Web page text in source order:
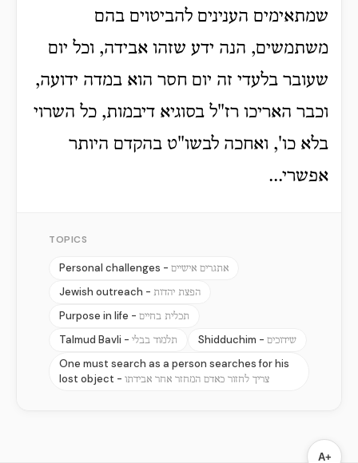
שמתאימים הענינים להביטוים בהם
משתמשים, הנה ידע שזהו אבידה, וכל יום
שעובר בלעדי זה יום חסר הוא במדה ידועה,
וכבר האריכו רז"ל בסוגיא דיבמות, כל השרוי
בלא כו', ואחכה לבשו"ט בהקדם היותר
אפשרי...
TOPICS
Personal challenges - אתגרים אישיים
Jewish outreach - הפצת יהדות
Purpose in life - תכלית בחיים
Talmud Bavli - תלמוד בבלי Shidduchim - שידוכים
One must search as a person searches for his
lost object - צריך לחזור כאדם המחזר אחר אבידתו
A+